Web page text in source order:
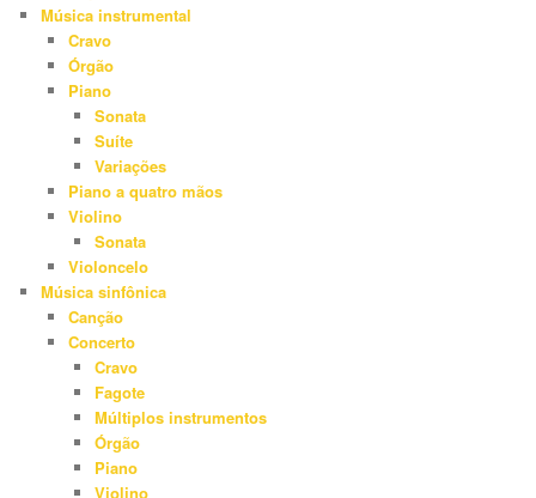
Música instrumental
Cravo
Órgão
Piano
Sonata
Suíte
Variações
Piano a quatro mãos
Violino
Sonata
Violoncelo
Música sinfônica
Canção
Concerto
Cravo
Fagote
Múltiplos instrumentos
Órgão
Piano
Violino